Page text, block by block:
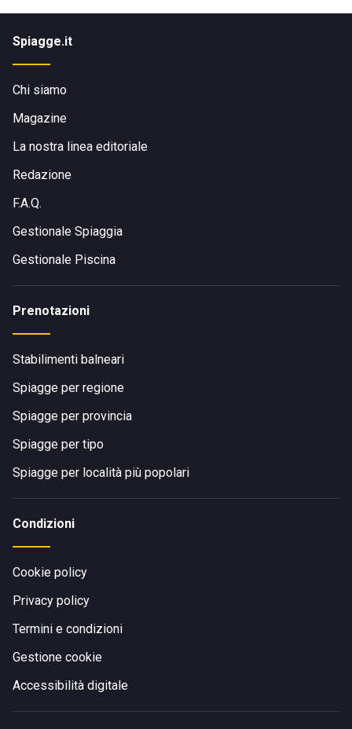
Spiagge.it
Chi siamo
Magazine
La nostra linea editoriale
Redazione
F.A.Q.
Gestionale Spiaggia
Gestionale Piscina
Prenotazioni
Stabilimenti balneari
Spiagge per regione
Spiagge per provincia
Spiagge per tipo
Spiagge per località più popolari
Condizioni
Cookie policy
Privacy policy
Termini e condizioni
Gestione cookie
Accessibilità digitale